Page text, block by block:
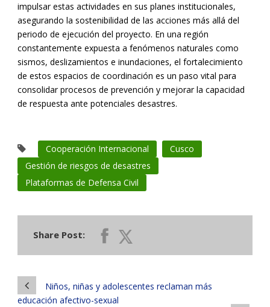
impulsar estas actividades en sus planes institucionales,
asegurando la sostenibilidad de las acciones más allá del
periodo de ejecución del proyecto. En una región
constantemente expuesta a fenómenos naturales como
sismos, deslizamientos e inundaciones, el fortalecimiento
de estos espacios de coordinación es un paso vital para
consolidar procesos de prevención y mejorar la capacidad
de respuesta ante potenciales desastres.
Cooperación Internacional
Cusco
Gestión de riesgos de desastres
Plataformas de Defensa Civil
Share Post:
Niños, niñas y adolescentes reclaman más
educación afectivo-sexual